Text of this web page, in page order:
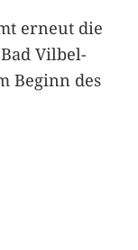
erneut die
Vilbel-
Beginn des